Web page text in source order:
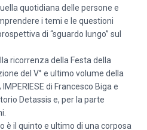
quotidiana delle persone e
i temi e le questioni
di “sguardo lungo” sul
ricorrenza della Festa della
del V° e ultimo volume della
di Francesco Biga e
Detassis e, per la parte
è il quinto e ultimo di una corposa